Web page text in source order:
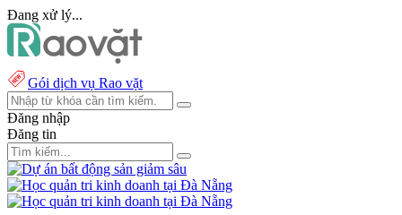
Đang xử lý...
Gói dịch vụ Rao vặt
Đăng nhập
Đăng tin